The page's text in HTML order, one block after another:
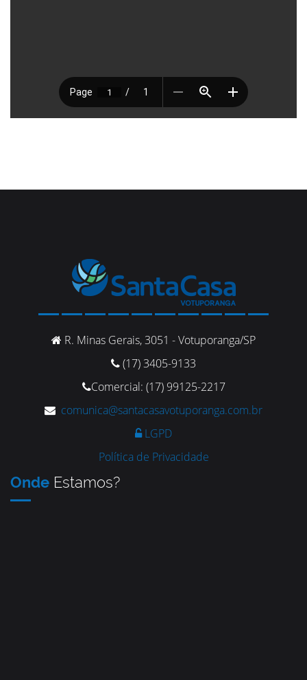
R. Minas Gerais, 3051 - Votuporanga/SP
(17) 3405-9133
Comercial: (17) 99125-2217
comunica@santacasavotuporanga.com.br
LGPD
Política de Privacidade
Onde Estamos?